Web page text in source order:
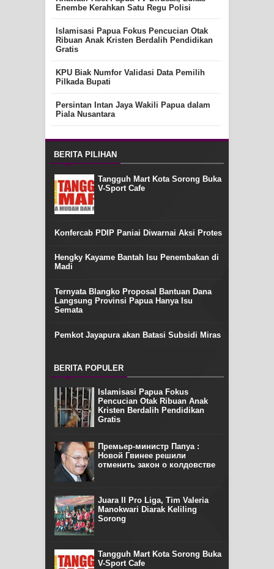
Enembe Kerahkan Satu Regu Polisi
Islamisasi Papua Fokus Pencucian Otak
Ribuan Anak Kristen Berdalih Pendidikan
Gratis
KPU Biak Numfor Validasi Data Pemilih
Pilkada Bupati
Persintan Intan Jaya Wakili Papua dalam
Piala Nusantara
BERITA PILIHAN
Tangguh Mart Kota Sorong Buka
V-Sport Cafe
Konfercab PDIP Paniai Diwarnai Aksi Protes
Hengky Kayame Bantah Isu Penembakan di
Madi
Ternyata Blangko Proposal Bantuan Dana
Langsung Provinsi Papua Hanya Isu
Semata
Pemkot Jayapura akan Batasi Subsidi Miras
BERITA POPULER
Islamisasi Papua Fokus
Pencucian Otak Ribuan Anak
Kristen Berdalih Pendidikan
Gratis
Премьер-министр Папуа :
Новой Гвинее решили
отменить закон о колдовстве
Juara II Pro Liga, Tim Valeria
Manokwari Diarak Keliling
Sorong
Tangguh Mart Kota Sorong Buka
V-Sport Cafe